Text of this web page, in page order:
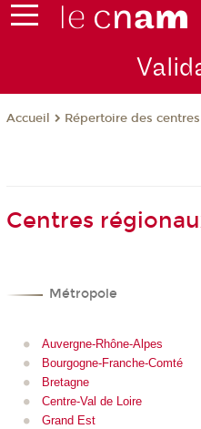
Accueil Répertoire des
Centres
Métropole
Auvergne-Rhône-Alpes
Bourgogne-Franche-Comté
Bretagne
Centre-Val de Loire
Grand Est